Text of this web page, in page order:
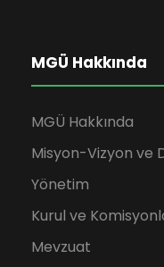
MGÜ Hakkında
MGÜ Hakkında
Misyon-Vizyon ve
Yönetim
Kurul ve
Mevzuat